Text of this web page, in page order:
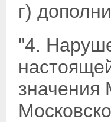
г)
"4.
значения